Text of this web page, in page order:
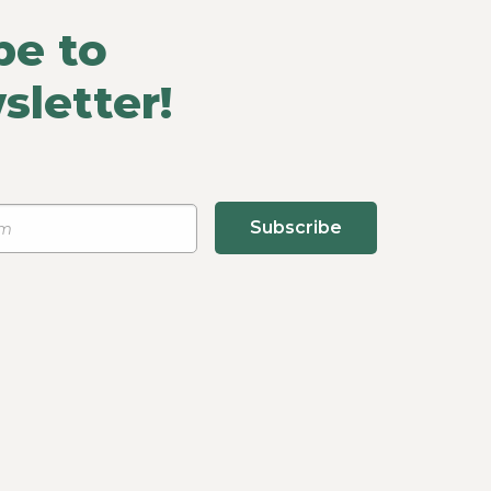
to
Subscribe